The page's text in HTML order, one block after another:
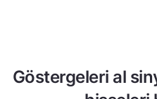
Göstergeleri al